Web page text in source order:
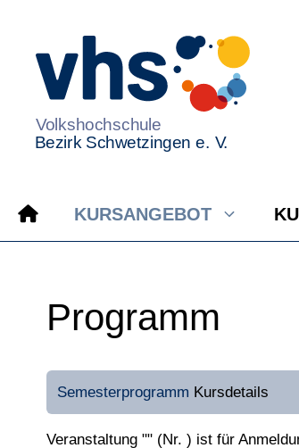
springen
KURSANGEBOT
Programm
Semesterprogramm Kursdetails
Veranstaltung "" (Nr. ) ist für